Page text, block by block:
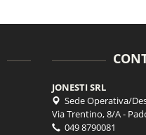
JONESTI SRL
Sede Operativa/
Via Trentino, 8/A -
049 8790081